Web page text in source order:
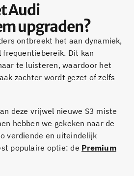
Audi
upgraden?
ontbreekt het aan dynamiek,
Dit kan
te luisteren, waardoor het
zachter wordt gezet of zelfs
deze vrijwel nieuwe S3 miste
hebben we gekeken naar de
verdiende en uiteindelijk
populaire optie: de Premium